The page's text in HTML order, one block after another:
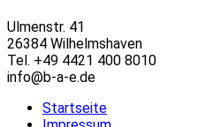
Ulmenstr. 41
26384 Wilhelmshaven
Tel. +49 4421 400 8010
info@b-a-e.de
Startseite